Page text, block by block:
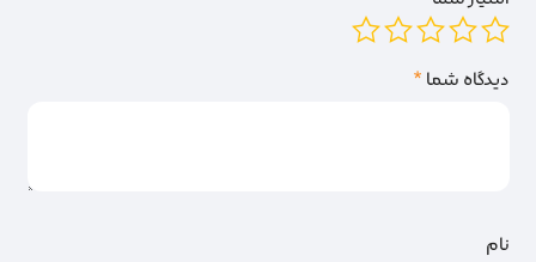
دیدگاه شما*
نام